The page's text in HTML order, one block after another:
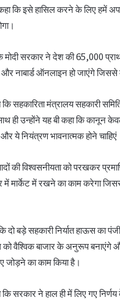
कि इसे हासिल करने के लिए हमें
सरकार ने देश की 65,000
नाबार्ड ऑनलाइन हो जाएंगे जिससे
कि सहकारिता मंत्रालय सहकारी
ही उन्होंने यह बी कहा कि कानून
नियंत्रण भावनात्मक होने
की विश्वसनीयता को परखकर
में मार्केट में रखने का काम करेगा
दो बड़े सहकारी निर्यात हाऊस
वैश्विक बाजार के अनुरूप बनाएंगे
का काम किया है।
सरकार ने हाल ही में लिए गए